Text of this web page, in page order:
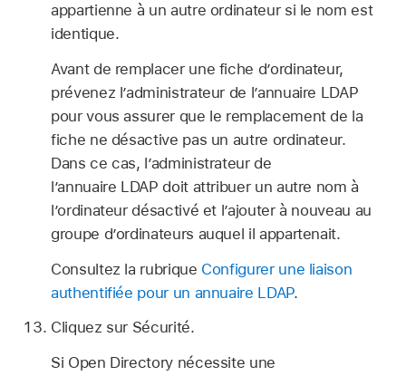
appartienne à un autre ordinateur si le nom est
identique.
Avant de remplacer une fiche d’ordinateur,
prévenez l’administrateur de l’annuaire LDAP
pour vous assurer que le remplacement de la
fiche ne désactive pas un autre ordinateur.
Dans ce cas, l’administrateur de
l’annuaire LDAP doit attribuer un autre nom à
l’ordinateur désactivé et l’ajouter à nouveau au
groupe d’ordinateurs auquel il appartenait.
Consultez la rubrique Configurer une liaison
authentifiée pour un annuaire LDAP.
Cliquez sur Sécurité.
Si Open Directory nécessite une